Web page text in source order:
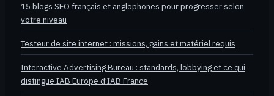
15 blogs SEO français et anglophones pour progresser selon
votre niveau
Testeur de site internet : missions, gains et matériel requis
Interactive Advertising Bureau : standards, lobbying et ce qui
distingue IAB Europe d’IAB France